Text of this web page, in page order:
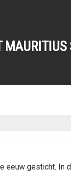
MAURITIUS
eeuw gesticht. In